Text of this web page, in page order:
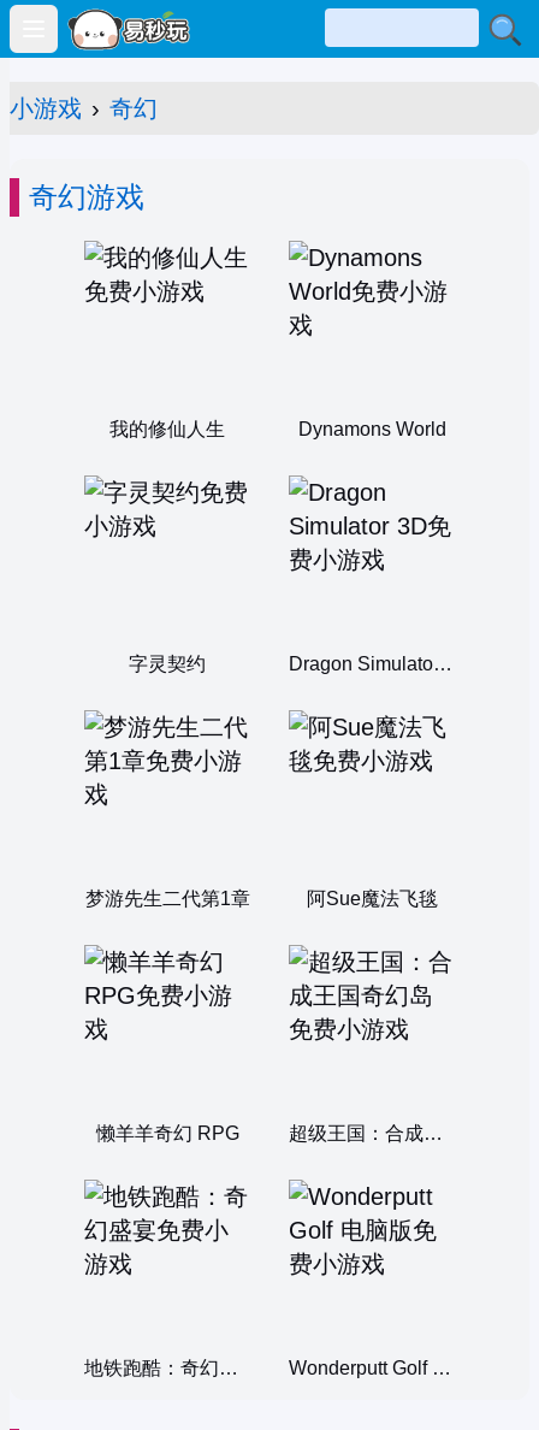
Open main menu
小游戏 › 奇幻
奇幻游戏
我的修仙人生 Dynamons World
字灵契约 Dragon Simulator 3D
梦游先生二代第1章 阿Sue魔法飞毯
懒羊羊奇幻 RPG 超级王国：合成王国奇幻岛
地铁跑酷：奇幻盛宴 Wonderputt Golf 电脑版